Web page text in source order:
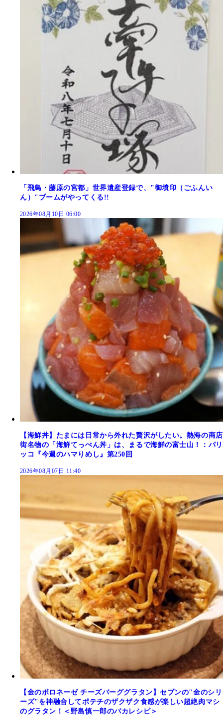
「飛鳥・藤原の宮都」世界遺産登録で、"御墳印（ごふんい
ん）"ブームがやってくる!!
2026年08月10日 06:00
【海鮮丼】たまには日常から外れた贅沢がしたい。熱海の商店
街名物の「海鮮てっぺん丼」は、まるで海鮮の富士山！：パリ
ッコ『今週のハマりめし』第250回
2026年08月07日 11:40
【金のボロネーゼ チーズバーググラタン】セブンの"金のシリ
ーズ"を神融合してポテチのザクザク食感が楽しい超絶肉マシ
のグラタン！＜野島慎一郎のバカレシピ＞